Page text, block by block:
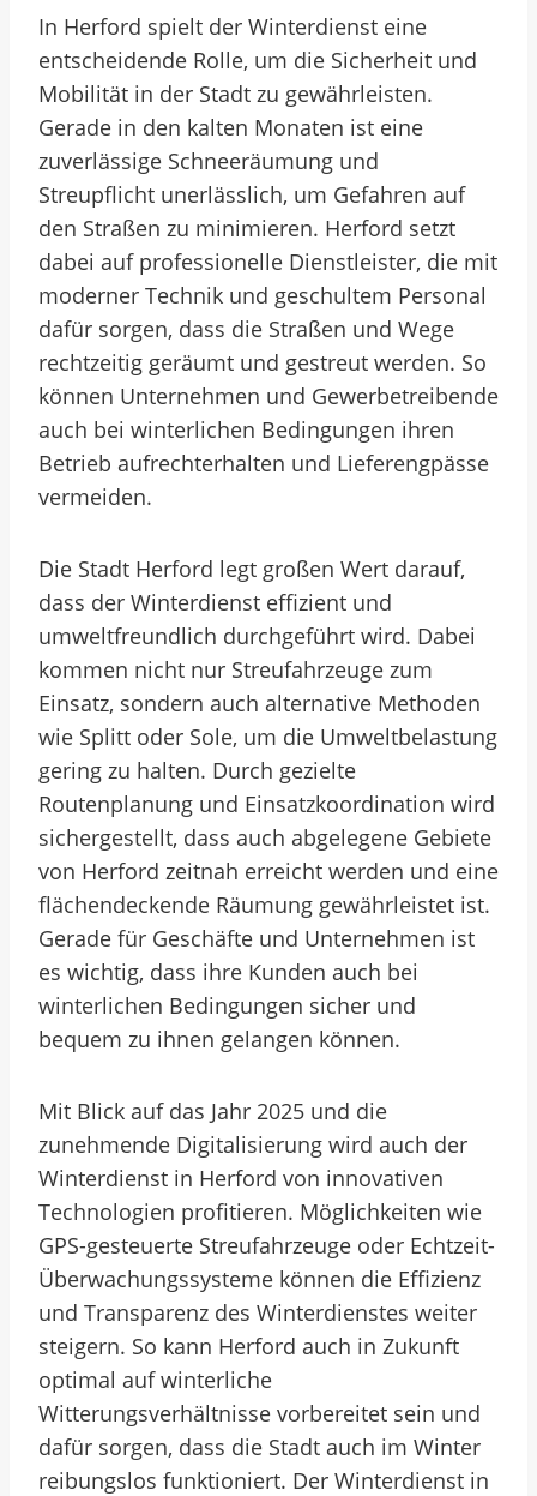
In Herford spielt der Winterdienst eine
entscheidende Rolle, um die Sicherheit und
Mobilität in der Stadt zu gewährleisten.
Gerade in den kalten Monaten ist eine
zuverlässige Schneeräumung und
Streupflicht unerlässlich, um Gefahren auf
den Straßen zu minimieren. Herford setzt
dabei auf professionelle Dienstleister, die mit
moderner Technik und geschultem Personal
dafür sorgen, dass die Straßen und Wege
rechtzeitig geräumt und gestreut werden. So
können Unternehmen und Gewerbetreibende
auch bei winterlichen Bedingungen ihren
Betrieb aufrechterhalten und Lieferengpässe
vermeiden.
Die Stadt Herford legt großen Wert darauf,
dass der Winterdienst effizient und
umweltfreundlich durchgeführt wird. Dabei
kommen nicht nur Streufahrzeuge zum
Einsatz, sondern auch alternative Methoden
wie Splitt oder Sole, um die Umweltbelastung
gering zu halten. Durch gezielte
Routenplanung und Einsatzkoordination wird
sichergestellt, dass auch abgelegene Gebiete
von Herford zeitnah erreicht werden und eine
flächendeckende Räumung gewährleistet ist.
Gerade für Geschäfte und Unternehmen ist
es wichtig, dass ihre Kunden auch bei
winterlichen Bedingungen sicher und
bequem zu ihnen gelangen können.
Mit Blick auf das Jahr 2025 und die
zunehmende Digitalisierung wird auch der
Winterdienst in Herford von innovativen
Technologien profitieren. Möglichkeiten wie
GPS-gesteuerte Streufahrzeuge oder Echtzeit-
Überwachungssysteme können die Effizienz
und Transparenz des Winterdienstes weiter
steigern. So kann Herford auch in Zukunft
optimal auf winterliche
Witterungsverhältnisse vorbereitet sein und
dafür sorgen, dass die Stadt auch im Winter
reibungslos funktioniert. Der Winterdienst in